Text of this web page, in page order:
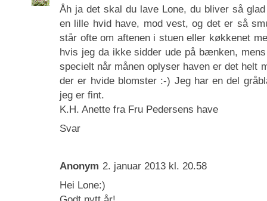
Åh ja det skal du lave Lone, du bliver så
en lille hvid have, mod vest, og det er så
står ofte om aftenen i stuen eller køkkenet
hvis jeg da ikke sidder ude på bænken,
specielt når månen oplyser haven er det helt
der er hvide blomster :-) Jeg har en del
jeg er fint.
K.H. Anette fra Fru Pedersens have
Svar
Anonym 2. januar 2013 kl. 20.58
Hei Lone:)